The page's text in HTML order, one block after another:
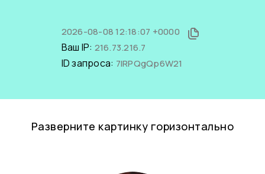
2026-08-08 12:18:07 +0000
Ваш IP: 216.73.216.7
ID запроса: 7IRPQgQp6W21
Разверните картинку горизонтально